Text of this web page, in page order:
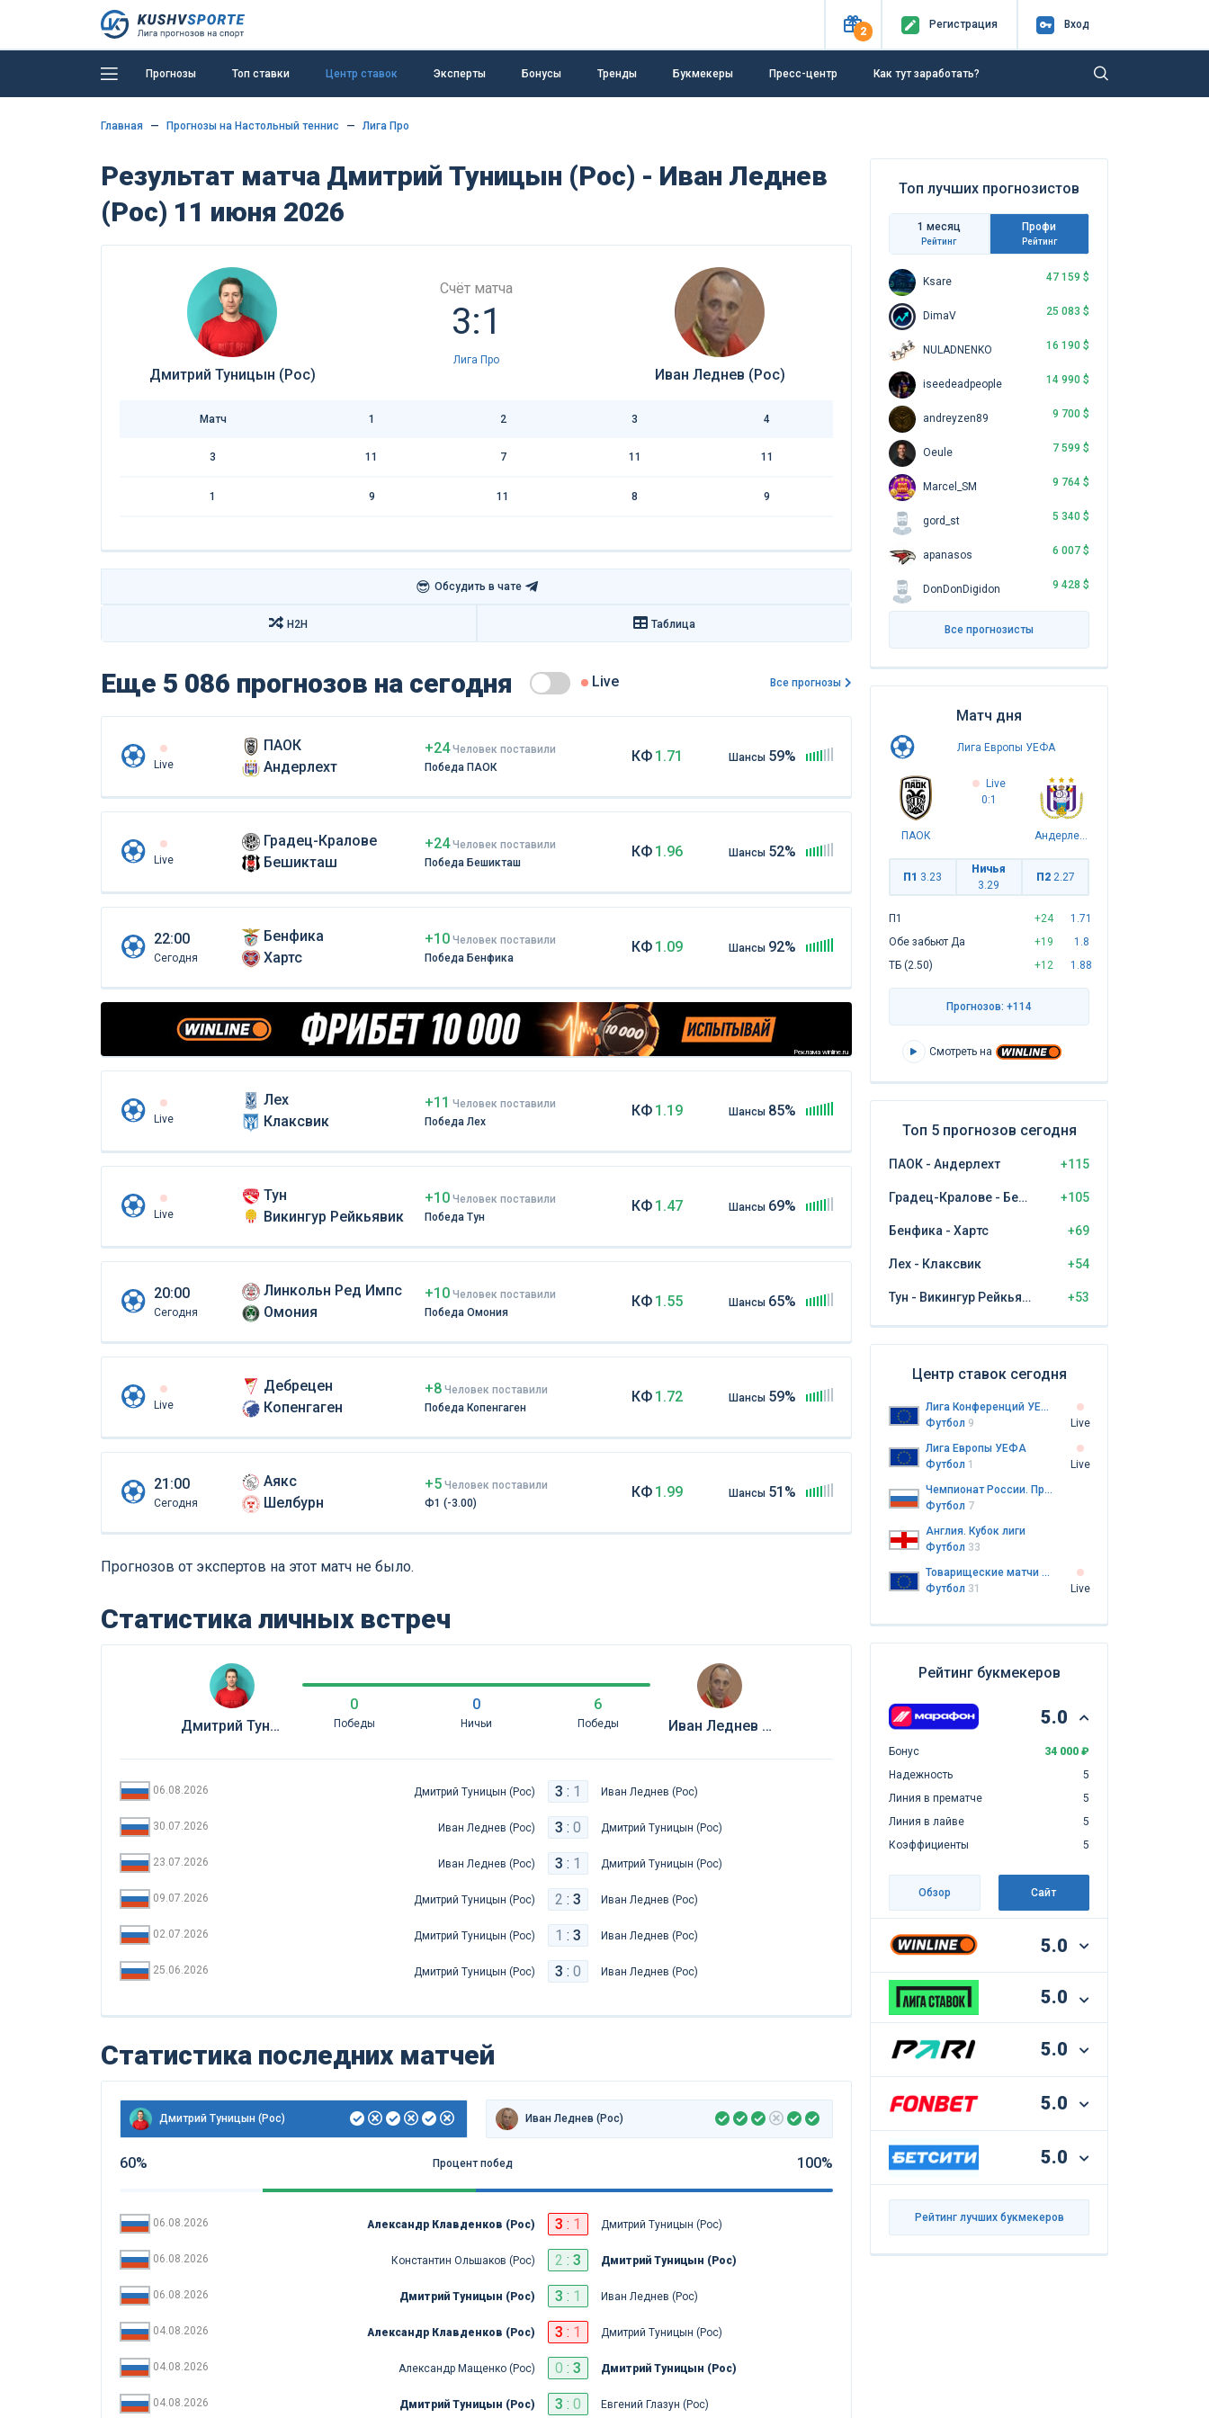
2
Регистрация Вход
Прогнозы Топ ставки Центр ставок Эксперты Бонусы Тренды Букмекеры Пресс-центр Как тут заработать?
Главная Прогнозы на Настольный теннис Лига Про
Результат матча Дмитрий Туницын (Рос) - Иван Леднев
(Рос) 11 июня 2026
Дмитрий Туницын (Рос)
Счёт матча
3:1
Лига Про
Иван Леднев (Рос)
Матч 1 2 3 4
3 11 7 11 11
1 9 11 8 9
😎 Обсудить в чате
H2H Таблица
Еще 5 086 прогнозов на сегодня Live Все прогнозы
Live
ПАОК
Андерлехт
+24 Человек поставили
Победа ПАОК
КФ 1.71 Шансы 59%
Live
Градец-Кралове
Бешикташ
+24 Человек поставили
Победа Бешикташ
КФ 1.96 Шансы 52%
22:00
Сегодня
Бенфика
Хартс
+10 Человек поставили
Победа Бенфика
КФ 1.09 Шансы 92%
Реклама winline.ru
Live
Лех
Клаксвик
+11 Человек поставили
Победа Лех
КФ 1.19 Шансы 85%
Live
Тун
Викингур Рейкьявик
+10 Человек поставили
Победа Тун
КФ 1.47 Шансы 69%
20:00
Сегодня
Линкольн Ред Импс
Омония
+10 Человек поставили
Победа Омония
КФ 1.55 Шансы 65%
Live
Дебрецен
Копенгаген
+8 Человек поставили
Победа Копенгаген
КФ 1.72 Шансы 59%
21:00
Сегодня
Аякс
Шелбурн
+5 Человек поставили
Ф1 (-3.00)
КФ 1.99 Шансы 51%
Прогнозов от экспертов на этот матч не было.
Статистика личных встреч
Дмитрий Туницын (Рос)
0
Победы
0
Ничьи
6
Победы Иван Леднев (Рос)
06.08.2026 Дмитрий Туницын (Рос) 3 : 1 Иван Леднев (Рос)
30.07.2026 Иван Леднев (Рос) 3 : 0 Дмитрий Туницын (Рос)
23.07.2026 Иван Леднев (Рос) 3 : 1 Дмитрий Туницын (Рос)
09.07.2026 Дмитрий Туницын (Рос) 2 : 3 Иван Леднев (Рос)
02.07.2026 Дмитрий Туницын (Рос) 1 : 3 Иван Леднев (Рос)
25.06.2026 Дмитрий Туницын (Рос) 3 : 0 Иван Леднев (Рос)
Статистика последних матчей
Дмитрий Туницын (Рос) Иван Леднев (Рос)
60% Процент побед 100%
06.08.2026 Александр Клавденков (Рос) 3 : 1 Дмитрий Туницын (Рос)
06.08.2026 Константин Ольшаков (Рос) 2 : 3 Дмитрий Туницын (Рос)
06.08.2026 Дмитрий Туницын (Рос) 3 : 1 Иван Леднев (Рос)
04.08.2026 Александр Клавденков (Рос) 3 : 1 Дмитрий Туницын (Рос)
04.08.2026 Александр Мащенко (Рос) 0 : 3 Дмитрий Туницын (Рос)
04.08.2026 Дмитрий Туницын (Рос) 3 : 0 Евгений Глазун (Рос)
Топ лучших прогнозистов
1 месяц
Рейтинг
Профи
Рейтинг
Ksare 47 159 $
DimaV 25 083 $
NULADNENKO 16 190 $
iseedeadpeople 14 990 $
andreyzen89 9 700 $
Oeule 7 599 $
Marcel_SM 9 764 $
gord_st 5 340 $
apanasos 6 007 $
DonDonDigidon 9 428 $
Все прогнозисты
Матч дня
Лига Европы УЕФА
ПАОК
Live
0:1
Андерлехт
П1 3.23
Ничья
3.29
П2 2.27
П1 +24
1.71
Обе забьют Да
+19
1.8
ТБ (2.50)
+12 1.88
Прогнозов: +114
Смотреть на
Топ 5 прогнозов сегодня
ПАОК - Андерлехт +115
Градец-Кралове - Бешикташ +105
Бенфика - Хартс +69
Лех - Клаксвик +54
Тун - Викингур Рейкьявик +53
Центр ставок сегодня
Лига Конференций УЕФА
Футбол 9
Live
Лига Европы УЕФА
Футбол 1
Live
Чемпионат России. Премьер-лига
Футбол 7
Англия. Кубок лиги
Футбол 33
Товарищеские матчи клубов
Футбол 31 Live
Рейтинг букмекеров
5.0
Бонус
34 000 ₽
Надежность
5
Линия в прематче
5
Линия в лайве
5
Коэффициенты
5
Обзор Сайт
5.0
5.0
5.0
5.0
5.0
Рейтинг лучших букмекеров